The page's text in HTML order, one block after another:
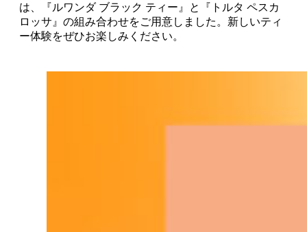
は、『ルワンダ ブラック ティー』と『トルタ ペスカ
ロッサ』の組み合わせをご用意しました。新しいティ
ー体験をぜひお楽しみください。